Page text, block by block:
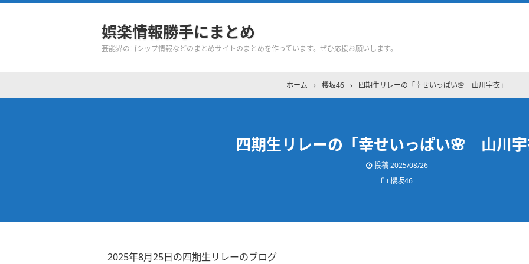
娯楽情報勝手にまとめ
芸能界のゴシップ情報などのまとめサイトのまとめを作っています。ぜひ応援お願いします。
ホーム › 櫻坂46 › 四期生リレーの「幸せいっぱい🌸 山川宇衣」
四期生リレーの「幸せいっぱい🌸 山川
投稿2025/08/26
櫻坂46
2025年8月25日の四期生リレーのブログ